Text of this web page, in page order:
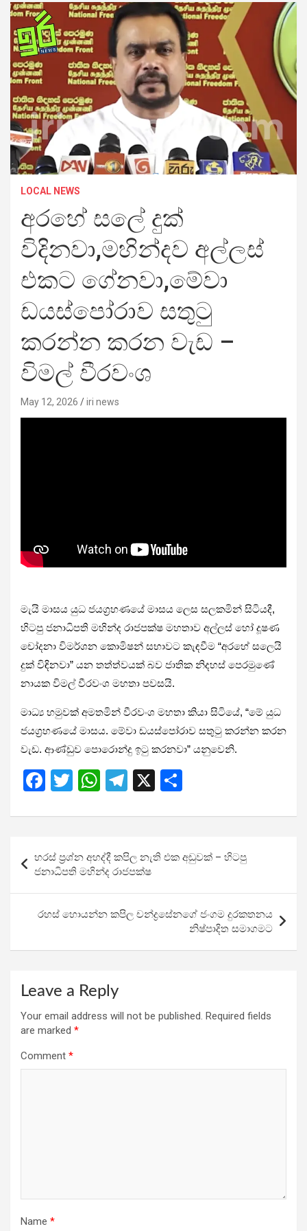
LOCAL NEWS
අරහේ සලේ දුක්
විදිනවා,මහින්දව අල්ලස්
එකට ගේනවා,මේවා
ඩයස්පෝරාව සතුටු
කරන්න කරන වැඩ –
විමල් වීරවංශ
May 12, 2026 iri news
මැයි මාසය යුධ ජයග්‍රහණයේ මාසය ලෙස සලකමින් සිටියදී,
හිටපු ජනාධිපති මහින්ද රාජපක්ෂ මහතාව අල්ලස් හෝ දූෂණ
චෝදනා විමර්ශන කොමිෂන් සභාවට කැඳවීම “අරහේ සලෙයි
දුක් විඳිනවා” යන තත්ත්වයක් බව ජාතික නිදහස් පෙරමුණේ
නායක විමල් වීරවංශ මහතා පවසයි.
මාධ්‍ය හමුවක් අමතමින් වීරවංශ මහතා කියා සිටියේ, “මේ යුධ
ජයග්‍රහණයේ මාසය. මේවා ඩයස්පෝරාව සතුටු කරන්න කරන
වැඩ. ආණ්ඩුව පොරොන්දු ඉටු කරනවා” යනුවෙනි.
F
ce
b
o
o
k
T
tt
er
W
at
s
A
p
p
T
e
gr
a
m
X
ar
e
navigation
හරස් ප්‍රශ්න අහද්දී කපිල නැති එක අඩුවක් – හිටපු
ජනාධිපති මහින්ද රාජපක්ෂ
රහස් හොයන්න කපිල චන්ද්‍රසේනගේ ජංගම දුරකතනය
නිෂ්පාදිත සමාගමට
Leave a Reply
Your email address will not be published. Required fields
are marked *
Comment *
Name *